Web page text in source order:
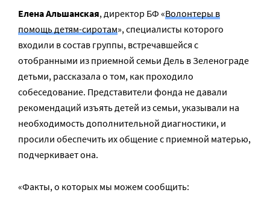
Елена Альшанская, директор БФ «Волонтеры в
помощь детям-сиротам», специалисты которого
входили в состав группы, встречавшейся с
отобранными из приемной семьи Дель в Зеленограде
детьми, рассказала о том, как проходило
собеседование. Представители фонда не давали
рекомендаций изъять детей из семьи, указывали на
необходимость дополнительной диагностики, и
просили обеспечить их общение с приемной матерью,
подчеркивает она.
«Факты, о которых мы можем сообщить: